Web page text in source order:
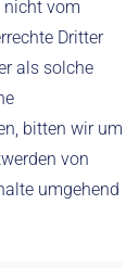
nicht vom
Dritter
als solche
bitten wir um
von
umgehend